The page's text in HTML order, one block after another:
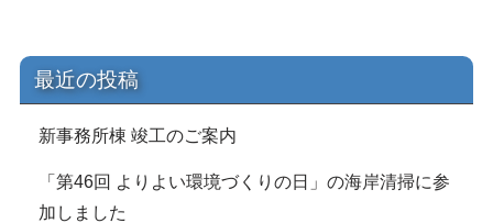
最近の投稿
新事務所棟 竣工のご案内
「第46回 よりよい環境づくりの日」の海岸清掃に参
加しました